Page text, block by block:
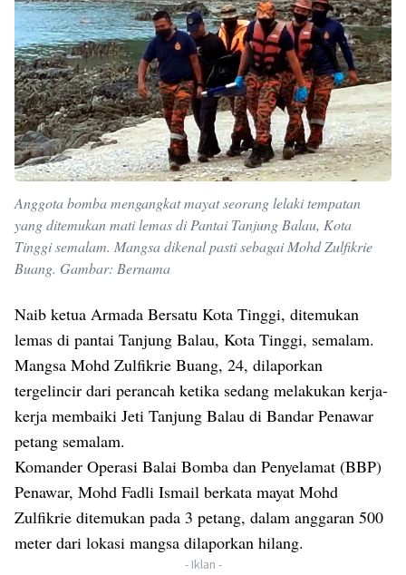
Anggota bomba mengangkat mayat seorang lelaki tempatan
yang ditemukan mati lemas di Pantai Tanjung Balau, Kota
Tinggi semalam. Mangsa dikenal pasti sebagai Mohd Zulfikrie
Buang. Gambar: Bernama
Naib ketua Armada Bersatu Kota Tinggi, ditemukan
lemas di pantai Tanjung Balau, Kota Tinggi, semalam.
Mangsa Mohd Zulfikrie Buang, 24, dilaporkan
tergelincir dari perancah ketika sedang melakukan kerja-
kerja membaiki Jeti Tanjung Balau di Bandar Penawar
petang semalam.
Komander Operasi Balai Bomba dan Penyelamat (BBP)
Penawar, Mohd Fadli Ismail berkata mayat Mohd
Zulfikrie ditemukan pada 3 petang, dalam anggaran 500
meter dari lokasi mangsa dilaporkan hilang.
- Iklan -